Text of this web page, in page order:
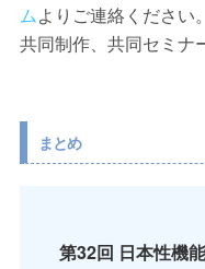
ムよりご連絡ください
共同制作、共同セミナ
まとめ
第32回 日本性機